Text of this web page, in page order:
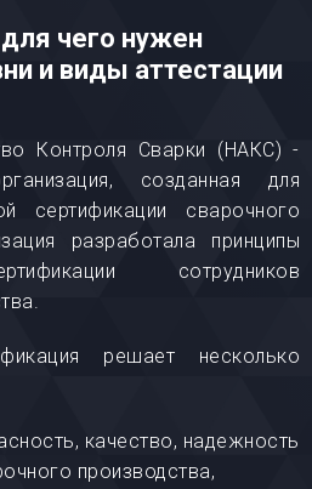
чего нужен
и виды аттестации
Контроля Сварки (НАКС) -
созданная для
сертификации сварочного
разработала принципы
сотрудников
решает несколько
качество, надежность
производства,